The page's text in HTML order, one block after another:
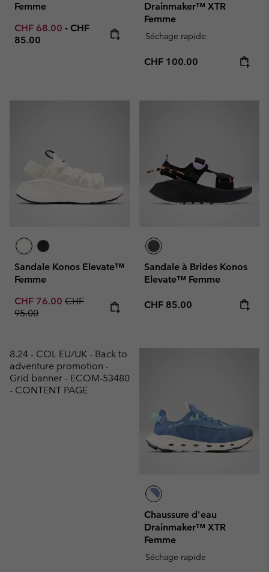
Femme
Minimum sale price:
CHF 68.00 - Maximum price:
CHF
85.00
Drainmaker™ XTR
Femme
Séchage rapide
Regular price:
CHF 100.00
Sandale Konos Elevate™
Femme
Sale price:
CHF 76.00 Regular price:
CHF
95.00
Sandale à Brides Konos
Elevate™ Femme
Regular price:
CHF 85.00
8.24 - COL EU/UK - Back to
adventure promotion -
Grid banner - ECOM-53480
- CONTENT PAGE
Chaussure d'eau
Drainmaker™ XTR
Femme
Séchage rapide